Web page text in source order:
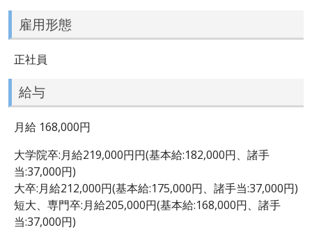
雇用形態
正社員
給与
月給 168,000円
大学院卒:月給219,000円円(基本給:182,000円、諸手
当:37,000円)
大卒:月給212,000円(基本給:175,000円、諸手当:37,000円)
短大、専門卒:月給205,000円(基本給:168,000円、諸手
当:37,000円)